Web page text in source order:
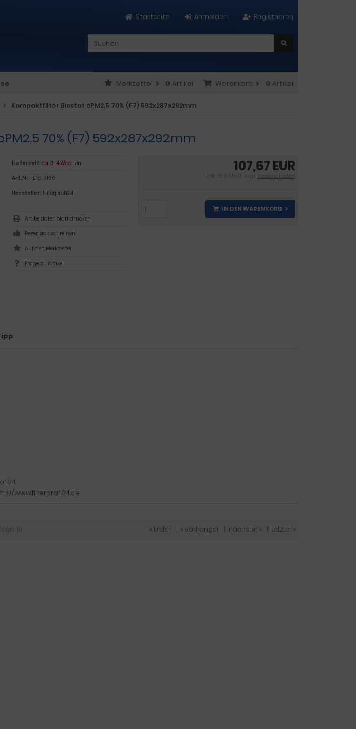
Registrieren
Anmelden
Startseite
Warenkorb 0 Artikel
Merkzettel 0 Artikel
Kompaktfilter Biostat ePM2,5 70% (F7) 592x287x292mm
70% (F7) 592x287x292mm
107,67 EUR
inkl. 19 % MwSt. zzgl. Versandkosten
IN DEN WARENKORB
Lieferzeit: ca. 3-4 Wochen
Art.Nr.: EFS-3166
Hersteller: Filterprofi24
Artikeldatenblatt drucken
Rezension schreiben
Frage zu Artikel
www.filterprofi24.de
« Erster « vorheriger nächster » Letzter »